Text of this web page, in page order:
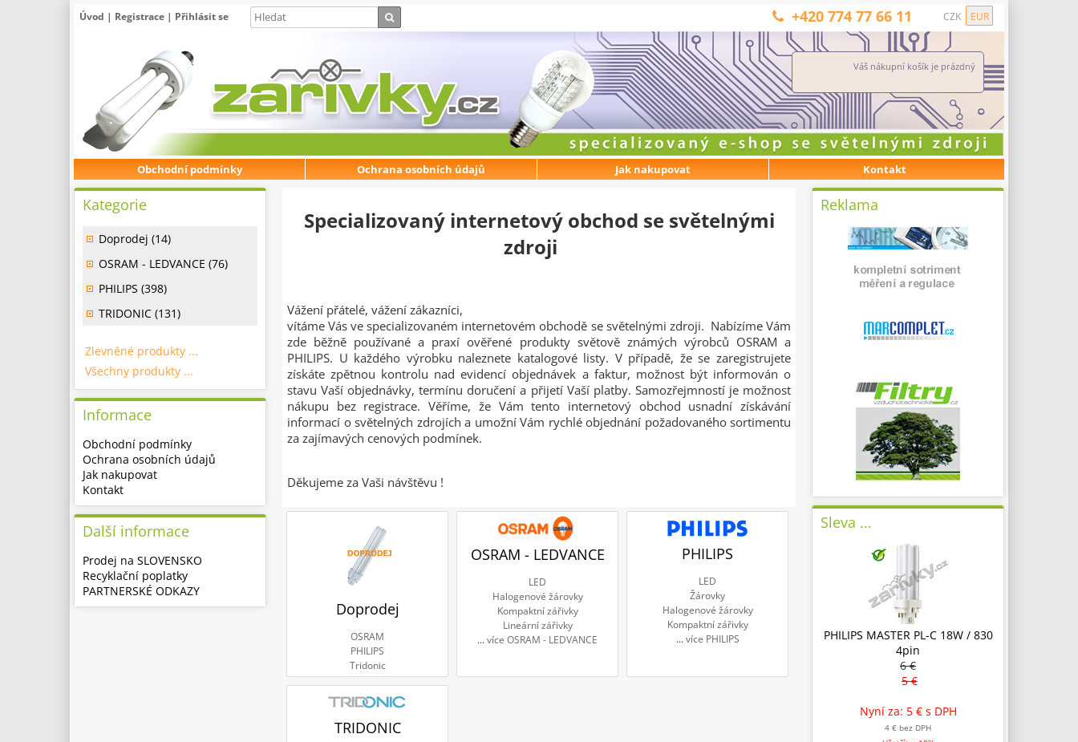
Úvod | Registrace | Přihlásit se CZK EUR
+420 774 77 66 11
Váš nákupní košík je prázdný
Obchodní podmínky Ochrana osobních údajů Jak nakupovat Kontakt
Specializovaný internetový obchod se světelnými
zdroji
Vážení přátelé, vážení zákazníci,
vítáme Vás ve specializovaném internetovém obchodě se světelnými zdroji. Nabízíme Vám
zde běžně používané a praxí ověřené produkty světově známých výrobců OSRAM a
PHILIPS. U každého výrobku naleznete katalogové listy. V případě, že se zaregistrujete
získáte zpětnou kontrolu nad evidencí objednávek a faktur, možnost být informován o
stavu Vaší objednávky, termínu doručení a přijetí Vaší platby. Samozřejmností je možnost
nákupu bez registrace. Věříme, že Vám tento internetový obchod usnadní získávání
informací o světelných zdrojích a umožní Vám rychlé objednání požadovaného sortimentu
za zajímavých cenových podmínek.
Děkujeme za Vaši návštěvu !
Doprodej
OSRAM
PHILIPS
Tridonic
OSRAM - LEDVANCE
LED
Halogenové žárovky
Kompaktní zářivky
Lineární zářivky
...více OSRAM - LEDVANCE
PHILIPS
LED
Žárovky
Halogenové žárovky
Kompaktní zářivky
...více PHILIPS
TRIDONIC
Kategorie
Doprodej (14)
OSRAM - LEDVANCE (76)
PHILIPS (398)
TRIDONIC (131)
Zlevněné produkty ...
Všechny produkty ...
Informace
Obchodní podmínky
Ochrana osobních údajů
Jak nakupovat
Kontakt
Další informace
Prodej na SLOVENSKO
Recyklační poplatky
PARTNERSKÉ ODKAZY
Reklama
Sleva ...
PHILIPS MASTER PL-C 18W / 830
4pin
6 €
5 €
Nyní za: 5 € s DPH
4 € bez DPH